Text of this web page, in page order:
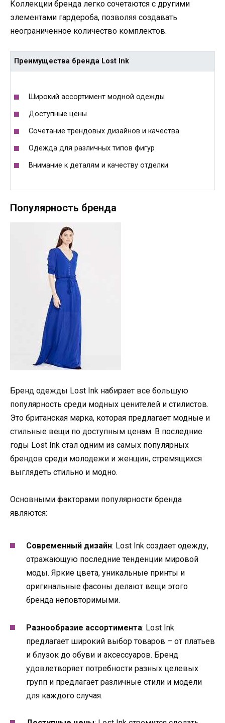
Коллекции бренда легко сочетаются с другими
элементами гардероба, позволяя создавать
неограниченное количество комплектов.
Преимущества бренда Lost Ink
Широкий ассортимент модной одежды
Доступные цены
Сочетание трендовых дизайнов и качества
Одежда для различных типов фигур
Внимание к деталям и качеству отделки
Популярность бренда
Бренд одежды Lost Ink набирает все большую
популярность среди модных ценителей и стилистов.
Это британская марка, которая предлагает модные и
стильные вещи по доступным ценам. В последние
годы Lost Ink стал одним из самых популярных
брендов среди молодежи и женщин, стремящихся
выглядеть стильно и модно.
Основными факторами популярности бренда
являются:
Современный дизайн: Lost Ink создает одежду,
отражающую последние тенденции мировой
моды. Яркие цвета, уникальные принты и
оригинальные фасоны делают вещи этого
бренда неповторимыми.
Разнообразие ассортимента: Lost Ink
предлагает широкий выбор товаров – от платьев
и блузок до обуви и аксессуаров. Бренд
удовлетворяет потребности разных целевых
групп и предлагает различные стили и модели
для каждого случая.